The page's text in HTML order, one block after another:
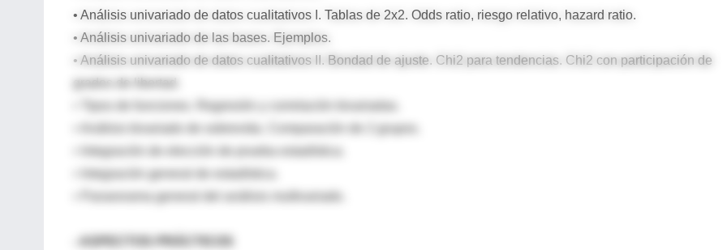
• Análisis univariado de datos cualitativos I. Tablas de 2x2. Odds ratio, riesgo relativo, hazard ratio.
• Análisis univariado de las bases. Ejemplos.
• Análisis univariado de datos cualitativos II. Bondad de ajuste. Chi2 para tendencias. Chi2 con participación de
grados de libertad.
• Tipos de funciones. Regresión y correlación bivariadas.
• Análisis bivariado de sobrevida. Comparación de 2 grupos.
• Integración de elección de prueba estadística.
• Integración general de estadística.
• Panarorama general del análisis multivariado.